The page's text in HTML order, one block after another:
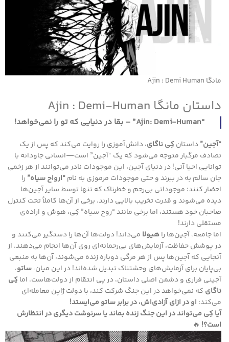
مانگا Ajin : Demi Human
داستان مانگا Ajin : Demi-Human
“Ajin: Demi-Human” – بقا در دنیایی که تو را نمی‌خواهد!
“آجین”داستانکِی ناگای، دانش‌آموزی را روایت می‌کند که پس از یک
تصادف مرگبار متوجه می‌شود که یک “آجین” است—انسانی جاودانه با
توانایی احیا آنی! در دنیای آجین، این موجودات نادر می‌توانند از هر زخمی
جان سالم به در ببرند و حتی موجودات مرموزی به نام“ارواح سیاه” را
احضار کنند؛ موجوداتی بی‌رحم و خطرناک که تنها توسط سایر آجین‌ها
دیده می‌شوند و قدرت تخریب بالایی دارند. برخی از آن‌ها کاملاً تحت کنترل
صاحبان خود هستند، اما برخی مانند “روح سیاه” کِی، هوش و اراده‌ی
مستقلی دارند!
اما جامعه، آجین‌ها راهیولا می‌داند! دولت‌ها آن‌ها را دستگیر می‌کنند و
در پوشش حفاظت، آزمایش‌های بی‌رحمانه‌ای روی آن‌ها انجام می‌دهند. از
آنجایی که آجین‌ها پس از هر مرگی دوباره زنده می‌شوند، آن‌ها به منبعی
بی‌پایان برای آزمایش‌های وحشتناک تبدیل شده‌اند! در این میان،ساتو،
آجینی فراری و دشمن اصلی داستان، در پی انتقام از دولت‌هاست. اماکِی
ناگای که نمی‌خواهد در این جنگ شرکت کند، با دولت ژاپن معامله‌ای
می‌کند: او در ازای آزادی‌اش، در برابر ساتو می‌ایستد!
آیا کِی می‌تواند در این جنگ زنده بماند یا سرنوشت دیگری در انتظارش
است؟! 🔥